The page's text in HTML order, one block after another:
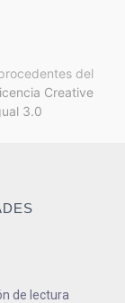
del
Creative
3.0
de lectura